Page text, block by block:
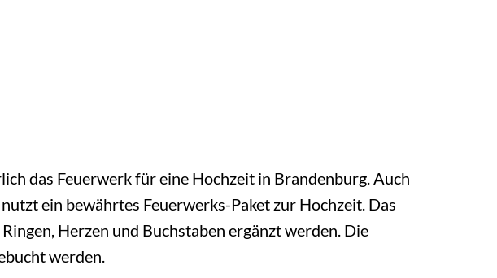
das Feuerwerk für eine Hochzeit in Brandenburg. Auch
ein bewährtes Feuerwerks-Paket zur Hochzeit. Das
Herzen und Buchstaben ergänzt werden. Die
werden.